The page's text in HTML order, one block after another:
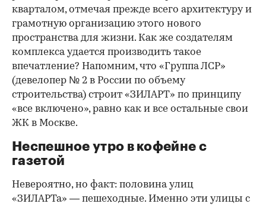
кварталом, отмечая прежде всего архитектуру и
грамотную организацию этого нового
пространства для жизни. Как же создателям
комплекса удается производить такое
впечатление? Напомним, что «Группа ЛСР»
(девелопер № 2 в России по объему
строительства) строит «ЗИЛАРТ» по принципу
«все включено», равно как и все остальные свои
ЖК в Москве.
Неспешное утро в кофейне с
газетой
Невероятно, но факт: половина улиц
«ЗИЛАРТа» — пешеходные. Именно эти улицы с